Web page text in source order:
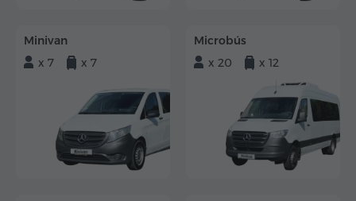
Minivan
x 7
x 7
Microbús
x 20
x 12